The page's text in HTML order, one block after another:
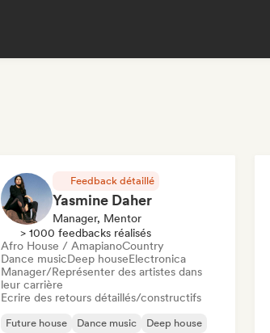
Feedback détaillé
Yasmine Daher
Manager, Mentor
> 1000 feedbacks réalisés
Afro House / AmapianoCountry
Dance musicDeep houseElectronica
Manager/Représenter des artistes dans
leur carrière
Ecrire des retours détaillés/constructifs
Future house Dance music
Deep house